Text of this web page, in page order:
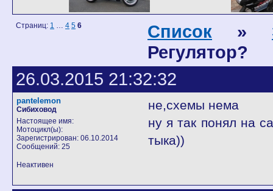
Страниц: 1 … 4 5 6 Список »
Регулятор?
26.03.2015 21:32:32
pantelemon
Сибиховод
Настоящее имя:
Мотоцикл(ы):
Зарегистрирован: 06.10.2014
Сообщений: 25
не,схемы нема
ну я так понял на
тыка))
Неактивен